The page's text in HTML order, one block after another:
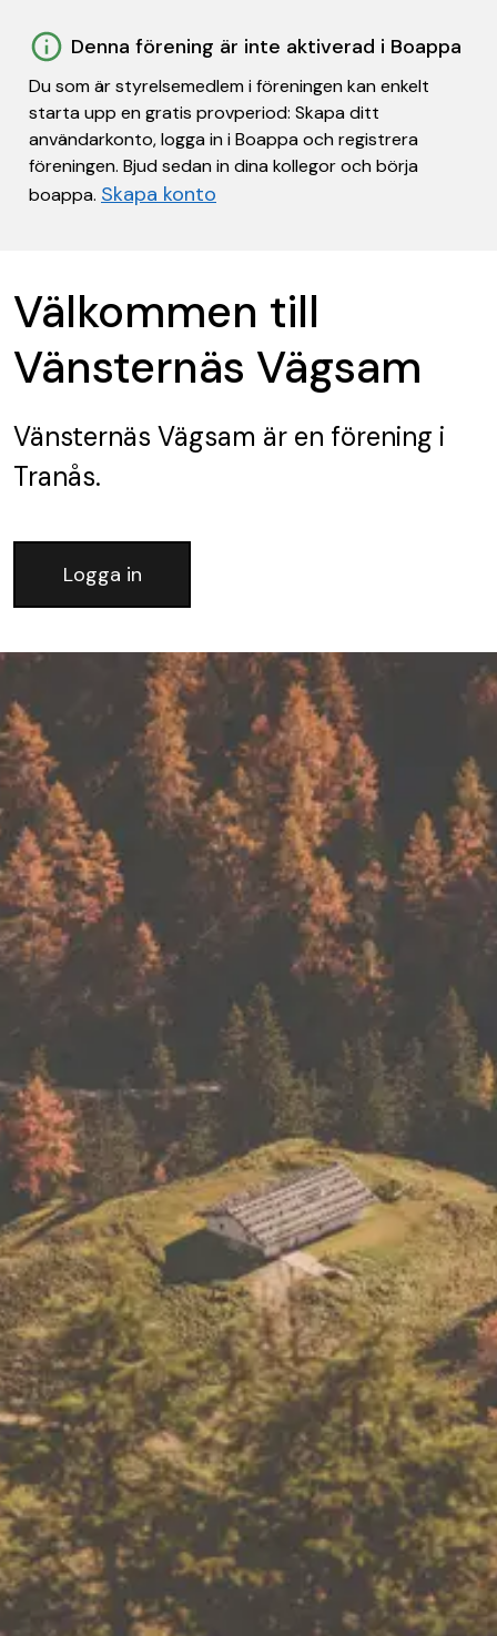
Denna förening är inte aktiverad i Boappa
Du som är styrelsemedlem i föreningen kan enkelt
starta upp en gratis provperiod: Skapa ditt
användarkonto, logga in i Boappa och registrera
föreningen. Bjud sedan in dina kollegor och börja
boappa. Skapa konto
Välkommen till
Vänsternäs Vägsam
Vänsternäs Vägsam är en förening i
Tranås.
Logga in